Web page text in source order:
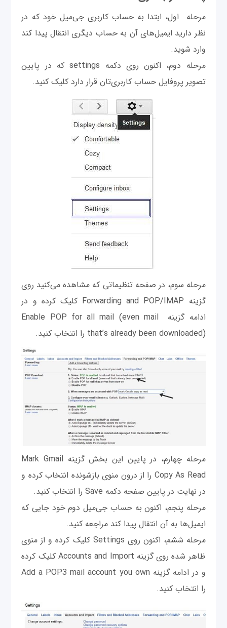
مرحله اول، ابتدا به حساب‌ کاربری جی‌میل خود که در
نظر دارید ایمیل‌های آن به حساب دیگری انتقال پیدا کند
وارد شوید.
مرحله دوم، اکنون روی دکمه settings که در پایین
تصویر پروفایل حساب کاربری‌تان قرار دارد کلیک کنید.
مرحله سوم، در صفحه تنظیماتی که مشاهده می‌کنید روی
گزینه Forwarding and POP/IMAP کلیک کرده و در
ادامه گزینه Enable POP for all mail (even mail
that’s already been downloaded) را انتخاب کنید.
مرحله چهارم، در پایین این بخش گزینه Mark Gmail
Copy As Read را از درون منوی بازشونده انتخاب کرده و
در نهایت در پایین صفحه دکمه Save را انتخاب کنید.
مرحله پنجم، اکنون به حساب جی‌میل دوم خود جایی که
ایمیل‌ها به آن انتقال پیدا کند مراجعه کنید.
مرحله ششم، اکنون روی Settings کلیک کرده و از منوی
ظاهر شده روی گزینه Accounts and Import کلیک کرده
و در ادامه گزینه Add a POP3 mail account you own
را انتخاب کنید.